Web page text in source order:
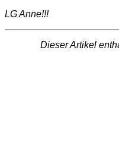
LG Anne!!!
Dieser Artikel